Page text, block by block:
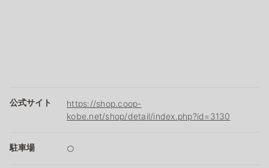
公式サイト
https://shop.coop-
kobe.net/shop/detail/index.php?id=3130
駐車場 ○